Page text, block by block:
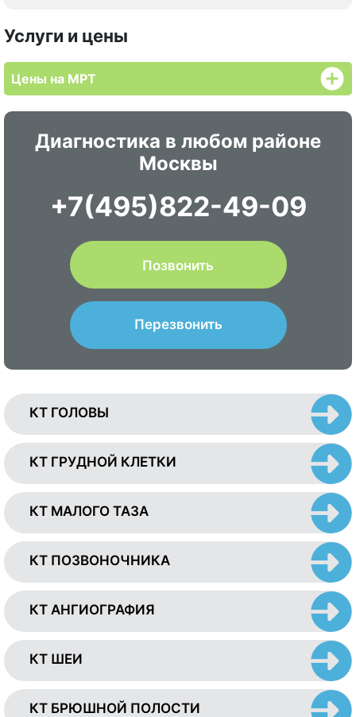
Услуги и цены
Цены на МРТ
Диагностика в любом районе
Москвы
+7(495)822-49-09
Позвонить
Перезвонить
КТ ГОЛОВЫ
КТ ГРУДНОЙ КЛЕТКИ
КТ МАЛОГО ТАЗА
КТ ПОЗВОНОЧНИКА
КТ АНГИОГРАФИЯ
КТ ШЕИ
КТ БРЮШНОЙ ПОЛОСТИ